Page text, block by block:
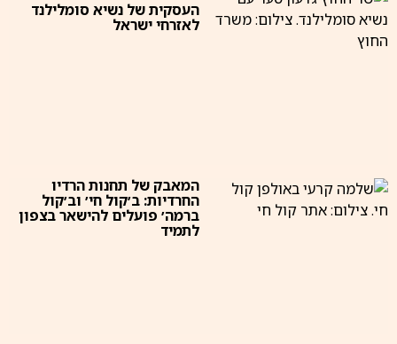
העסקית של נשיא סומלילנד
לאזרחי ישראל
המאבק של תחנות הרדיו
החרדיות: ב׳קול חי׳ וב׳קול
ברמה׳ פועלים להישאר בצפון
לתמיד